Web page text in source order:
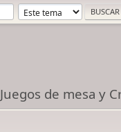
Juegos de mesa y